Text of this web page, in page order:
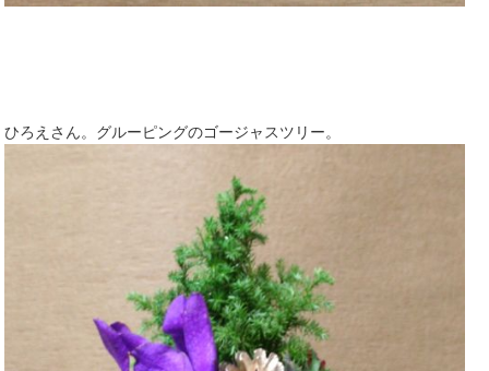
ひろえさん。グルーピングのゴージャスツリー。